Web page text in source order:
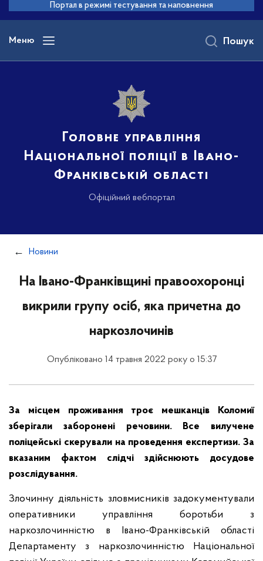
основного
вмісту
Портал в режимі тестування та наповнення
Меню
Головне управління
Національної поліції в Івано-
Франківській області
Офіційний вебпортал
Пошук
Новини
На Івано-Франківщині правоохоронці
викрили групу осіб, яка причетна до
наркозлочинів
Опубліковано 14 травня 2022 року о 15:37
За місцем проживання троє мешканців Коломиї
зберігали заборонені речовини. Все вилучене
поліцейські скерували на проведення експертизи. За
вказаним фактом слідчі здійснюють досудове
розслідування.
Злочинну діяльність зловмисників задокументували
оперативники управління боротьби з
наркозлочинністю в Івано-Франківській області
Департаменту з наркозлочинністю Національної